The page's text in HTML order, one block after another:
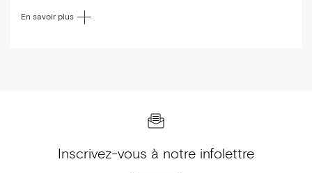
En savoir plus
Inscrivez-vous à notre infolettre